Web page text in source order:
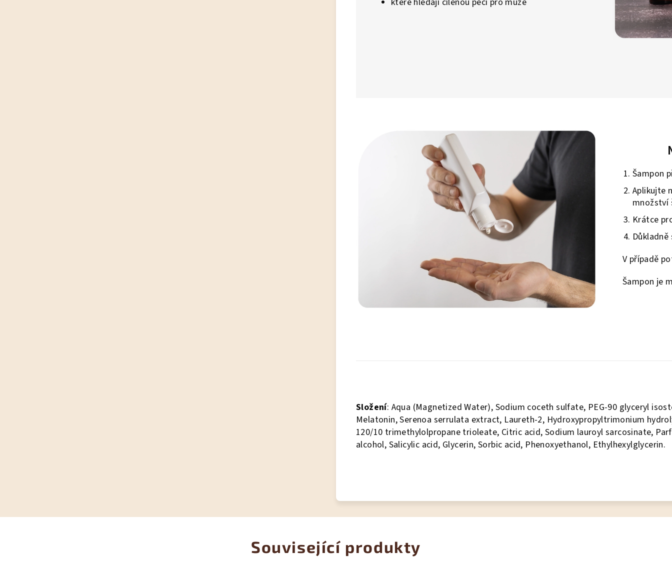
Šampon
Aplikujte
množství
Krátce
V případě
Šampon je
Složení: Aqua (Magnetized Water), Sodium coceth sulfate, PEG-90 glyceryl
Melatonin, Serenoa serrulata extract, Laureth-2, Hydroxypropyltrimonium
120/10 trimethylolpropane trioleate, Citric acid, Sodium lauroyl sarcosinate,
alcohol, Salicylic acid, Glycerin, Sorbic acid, Phenoxyethanol, Ethylhexylglycerin.
Související produkty